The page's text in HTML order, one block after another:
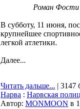
Роман Фости
В субботу, 11 июня,
крупнейшее
легкой атлетики.
Далее...
Читать дальше... | 3147
Нарва : Нарвская
Автор: MONMOON в